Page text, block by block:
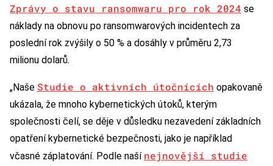
Zprávy o stavu ransomwaru pro rok 2024 se
náklady na obnovu po ransomwarových incidentech za
poslední rok zvýšily o 50 % a dosáhly v průměru 2,73
milionu dolarů.
„Naše Studie o aktivních útočnících opakovaně
ukázala, že mnoho kybernetických útoků, kterým
společnosti čelí, se děje v důsledku nezavedení základních
opatření kybernetické bezpečnosti, jako je například
včasné záplatování. Podle naší nejnovější studie